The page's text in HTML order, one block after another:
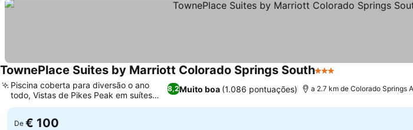
TownePlace Suites by Marriott Colorado Springs South3 Estrelas
8,2Muito boa (1.086 pontuações)
Piscina coberta para diversão o ano
todo, Vistas de Pikes Peak em suítes
selecionadas
a 2.7 km de Colorado Springs
De € 100